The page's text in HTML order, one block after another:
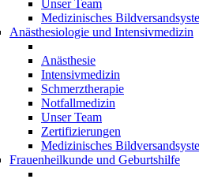
Unser Team
Medizinisches
Anästhesiologie und Intensivmedizin
Anästhesie
Intensivmedizin
Schmerztherapie
Notfallmedizin
Unser Team
Zertifizierungen
Medizinisches
Frauenheilkunde und Geburtshilfe